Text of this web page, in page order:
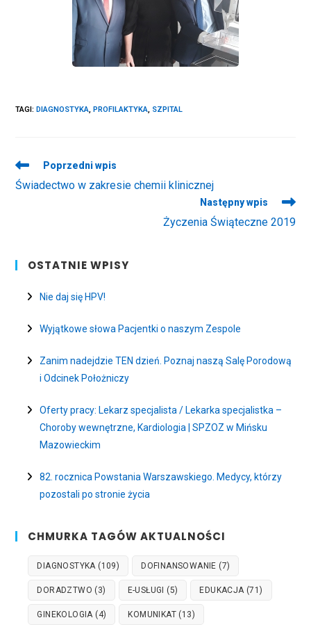
TAGI:DIAGNOSTYKA, PROFILAKTYKA, SZPITAL
Read
more
articles
Poprzedni wpis
Świadectwo w zakresie chemii klinicznej
Następny wpis
Życzenia Świąteczne 2019
OSTATNIE WPISY
Nie daj się HPV!
Wyjątkowe słowa Pacjentki o naszym Zespole
Zanim nadejdzie TEN dzień. Poznaj naszą Salę Porodową
i Odcinek Położniczy
Oferty pracy: Lekarz specjalista / Lekarka specjalistka –
Choroby wewnętrzne, Kardiologia | SPZOZ w Mińsku
Mazowieckim
82. rocznica Powstania Warszawskiego. Medycy, którzy
pozostali po stronie życia
CHMURKA TAGÓW AKTUALNOŚCI
DIAGNOSTYKA(109) DOFINANSOWANIE (7)
DORADZTWO (3) E-USŁUGI (5) EDUKACJA(71)
GINEKOLOGIA(4) KOMUNIKAT (13)